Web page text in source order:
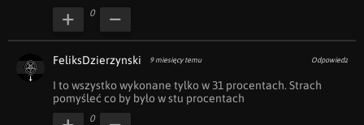
0
FeliksDzierzynski 9 miesięcy temu Odpowiedz
I to wszystko wykonane tylko w 31 procentach. Strach
pomyśleć co by było w stu procentach
0